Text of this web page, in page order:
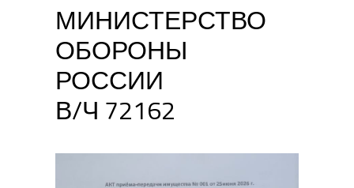
МИНИСТЕРСТВО
ОБОРОНЫ
РОССИИ
В/Ч 72162